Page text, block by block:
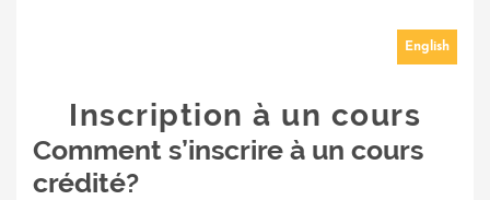
English
Inscription à un cours
Comment s’inscrire à un cours
crédité?